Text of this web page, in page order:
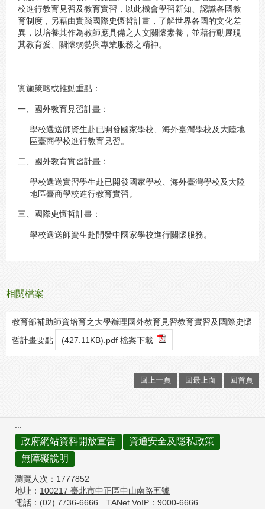
校進行教育見習及教育實習，以此機會學習新知、認識各國教
育制度，另藉由實踐國際史懷哲計畫，了解世界各國的文化差
異，以培養其作為教師應具備之人文關懷素養，並藉行動展現
其教育愛、關懷弱勢與專業服務之精神。
實施策略或推動重點：
一、國外教育見習計畫：
學校選送師資生赴已開發國家學校、海外臺灣學校及大陸地
區臺商學校進行教育見習。
二、國外教育實習計畫：
學校選送實習學生赴已開發國家學校、海外臺灣學校及大陸
地區臺商學校進行教育實習。
三、國際史懷哲計畫：
學校選送師資生赴開發中國家學校進行關懷服務。
相關檔案
教育部補助師資培育之大學辦理國外教育見習教育實習及國際史懷
哲計畫要點
(427.11KB).pdf 檔案下載
回上一頁 回最上面 回首頁
:::
政府網站資料開放宣告
資通安全及隱私政策
無障礙說明
瀏覽人次： 1777852
地址： 100217 臺北市中正區中山南路五號
電話：(02) 7736-6666 TANet VoIP：9000-6666